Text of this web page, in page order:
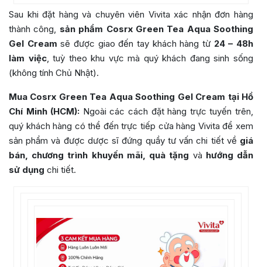
Sau khi đặt hàng và chuyên viên Vivita xác nhận đơn hàng
thành công, sản phẩm Cosrx Green Tea Aqua Soothing
Gel Cream sẽ được giao đến tay khách hàng từ 24 – 48h
làm việc, tuỳ theo khu vực mà quý khách đang sinh sống
(không tính Chủ Nhật).
Mua Cosrx Green Tea Aqua Soothing Gel Cream tại Hồ
Chí Minh (HCM): Ngoài các cách đặt hàng trực tuyến trên,
quý khách hàng có thể đến trực tiếp cửa hàng Vivita để xem
sản phẩm và được dược sĩ đứng quầy tư vấn chi tiết về giá
bán, chương trình khuyến mãi, quà tặng và hướng dẫn
sử dụng chi tiết.